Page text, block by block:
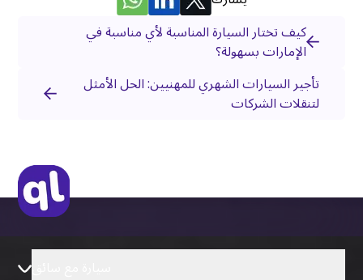
كيف تختار السيارة المناسبة لأي مناسبة في
الإمارات بسهولة؟
تأجير السيارات الشهري للمهنيين: الحل الأمثل
لتنقلات الشركات